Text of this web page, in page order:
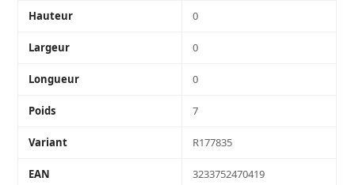
Hauteur 0
Largeur 0
Longueur 0
Poids 7
Variant R177835
EAN 3233752470419